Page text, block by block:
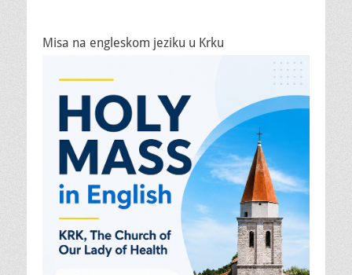
Misa na engleskom jeziku u Krku